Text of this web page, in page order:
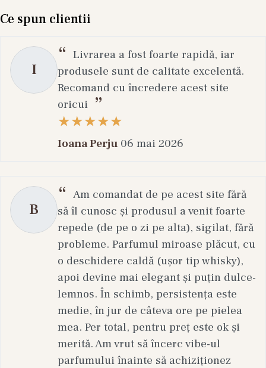
Ce spun clientii
I
Livrarea a fost foarte rapidă, iar
produsele sunt de calitate excelentă.
Recomand cu încredere acest site
oricui
Ioana Perju 06 mai 2026
B
Am comandat de pe acest site fără
să îl cunosc și produsul a venit foarte
repede (de pe o zi pe alta), sigilat, fără
probleme. Parfumul miroase plăcut, cu
o deschidere caldă (ușor tip whisky),
apoi devine mai elegant și puțin dulce-
lemnos. În schimb, persistența este
medie, în jur de câteva ore pe pielea
mea. Per total, pentru preț este ok și
merită. Am vrut să încerc vibe-ul
parfumului înainte să achiziționez